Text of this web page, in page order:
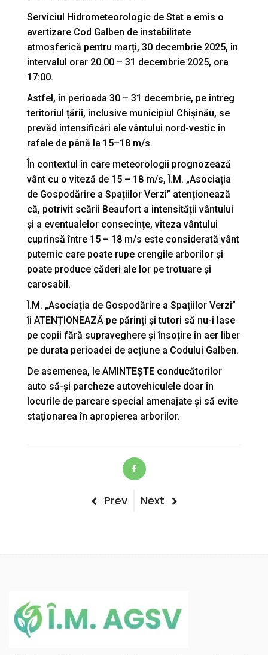
Serviciul Hidrometeorologic de Stat a emis o
avertizare Cod Galben de instabilitate
atmosferică pentru marți, 30 decembrie 2025, în
intervalul orar 20.00 – 31 decembrie 2025, ora
17:00.
Astfel, în perioada 30 – 31 decembrie, pe întreg
teritoriul țării, inclusive municipiul Chișinău, se
prevăd intensificări ale vântului nord-vestic în
rafale de până la 15–18 m/s.
În contextul în care meteorologii prognozează
vânt cu o viteză de 15 – 18 m/s, Î.M. „Asociația
de Gospodărire a Spațiilor Verzi” atenționează
că, potrivit scării Beaufort a intensității vântului
și a eventualelor consecințe, viteza vântului
cuprinsă între 15 – 18 m/s este considerată vânt
puternic care poate rupe crengile arborilor și
poate produce căderi ale lor pe trotuare și
carosabil.
Î.M. „Asociația de Gospodărire a Spațiilor Verzi”
îi ATENȚIONEAZĂ pe părinți și tutori să nu-i lase
pe copii fără supraveghere și însoțire în aer liber
pe durata perioadei de acțiune a Codului Galben.
De asemenea, le AMINTEȘTE conducătorilor
auto să-și parcheze autovehiculele doar în
locurile de parcare special amenajate și să evite
staționarea în apropierea arborilor.
Previous
Prev
Next
Next